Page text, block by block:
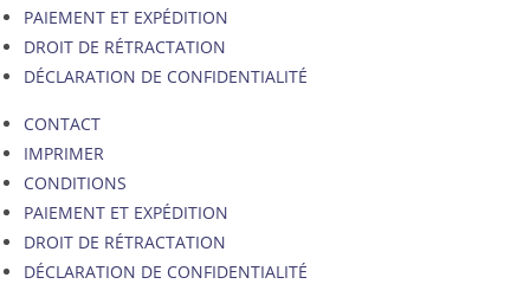
PAIEMENT ET EXPÉDITION
DROIT DE RÉTRACTATION
DÉCLARATION DE CONFIDENTIALITÉ
CONTACT
IMPRIMER
CONDITIONS
PAIEMENT ET EXPÉDITION
DROIT DE RÉTRACTATION
DÉCLARATION DE CONFIDENTIALITÉ